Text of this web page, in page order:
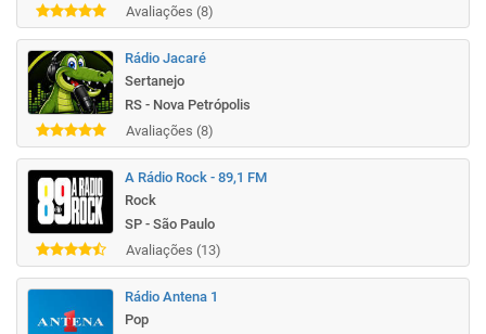
Avaliações (8)
Rádio Jacaré
Sertanejo
RS - Nova Petrópolis
Avaliações (8)
A Rádio Rock - 89,1 FM
Rock
SP - São Paulo
Avaliações (13)
Rádio Antena 1
Pop